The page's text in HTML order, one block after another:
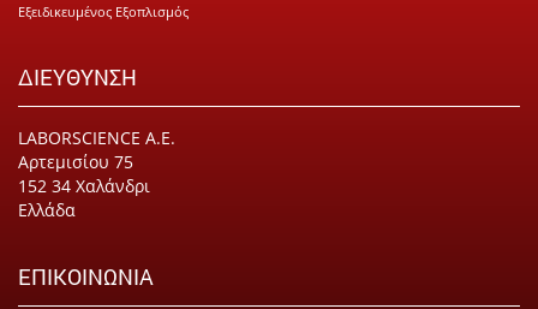
Εξειδικευμένος Εξοπλισμός
ΔΙΕΥΘΥΝΣΗ
LABORSCIENCE Α.Ε.
Αρτεμισίου 75
152 34 Χαλάνδρι
Ελλάδα
ΕΠΙΚΟΙΝΩΝΙΑ